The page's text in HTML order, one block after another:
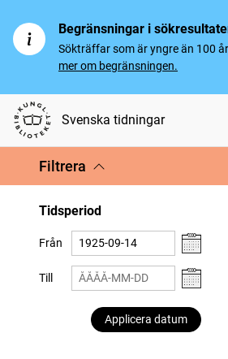
Begränsningar i
Sökträffar som är yngre än 100
mer om begränsningen.
Svenska tidningar
Filtrera
Tidsperiod
Från
Till
Applicera datum